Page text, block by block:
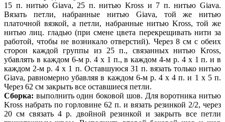
15 п. нитью Giava, 25 п. нитью Kross и 7 п. нитью Giava.
Вязать петли, набранные нитью Giava, той же нитью
платочной вязкой, а петли, набранные нитью Kross, той же
нитью лиц. гладью (при смене цвета перекрещивать нити за
работой, чтобы не возникало отверстий). Через 8 см с обеих
сторон каждой группы из 25 п., связанных нитью Kross,
убавлять в каждом 6-м р. 4 х 1 п., в каждом 4-м р. 4 х 1 п. и в
каждом 2-м р. 4 х 1 п. Оставшуюся 31 п. вязать только нитью
Giava, равномерно убавляя в каждом 6-м р. 4 х 4 п. и 1 х 5 п.
Через 62 см закрыть все оставшиеся петли.
Сборка: выполнить один боковой шов. Для воротника нитью
Kross набрать по горловине 62 п. и вязать резинкой 2/2, через
20 см связать 4 р. двойной резинкой и закрыть все петли